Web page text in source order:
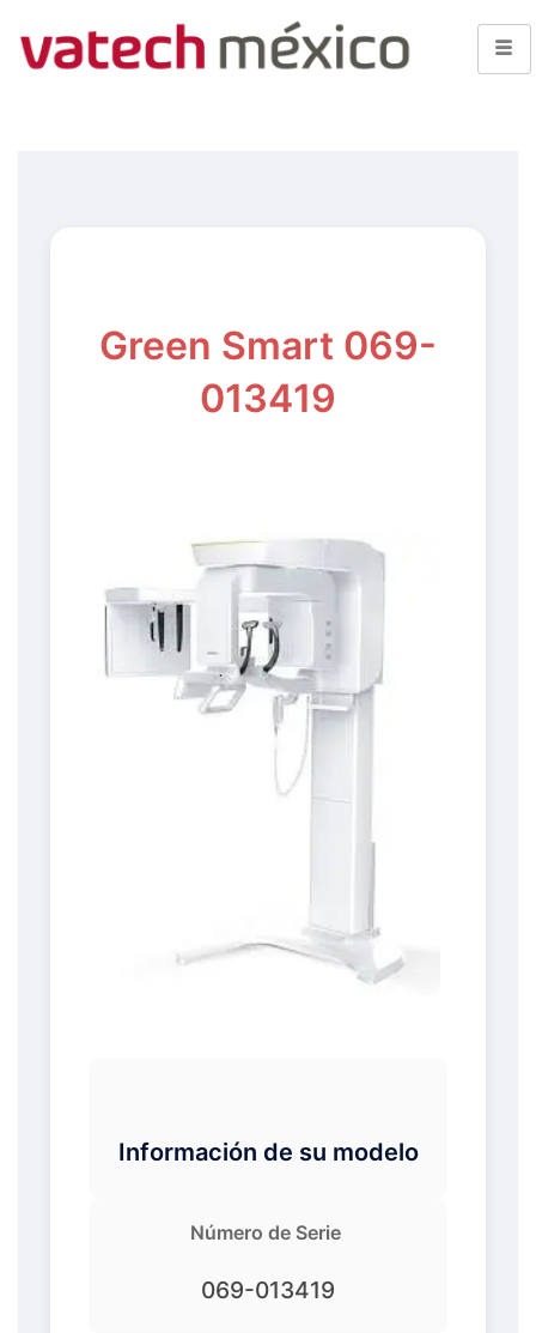
Green Smart 069-
013419
Información de su modelo
Número de Serie
069-013419